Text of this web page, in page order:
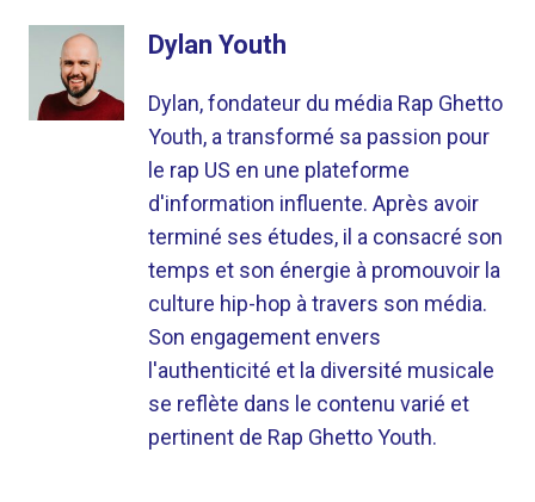
Dylan Youth
Dylan, fondateur du média Rap Ghetto
Youth, a transformé sa passion pour
le rap US en une plateforme
d'information influente. Après avoir
terminé ses études, il a consacré son
temps et son énergie à promouvoir la
culture hip-hop à travers son média.
Son engagement envers
l'authenticité et la diversité musicale
se reflète dans le contenu varié et
pertinent de Rap Ghetto Youth.